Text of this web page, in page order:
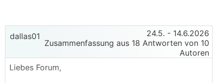
dallas01 24.5. - 14.6.2026
Zusammenfassung aus 18 Antworten von 10
Autoren
Liebes Forum,